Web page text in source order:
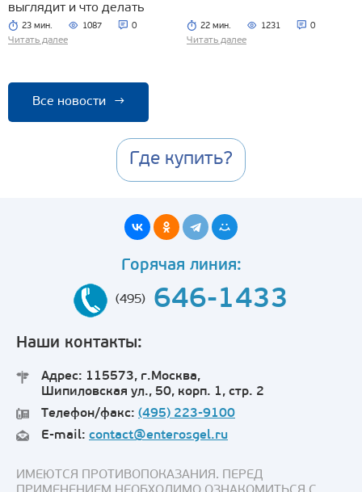
выглядит и что делать
23 мин. 1087 0
Читать далее
22 мин. 1231 0
Читать далее
Все новости →
Где купить?
Горячая линия:
(495) 646-1433
Наши контакты:
Адрес: 115573, г.Москва,
Шипиловская ул., 50, корп. 1, стр. 2
Телефон/факс: (495) 223-9100
E-mail: contact@enterosgel.ru
ИМЕЮТСЯ ПРОТИВОПОКАЗАНИЯ. ПЕРЕД